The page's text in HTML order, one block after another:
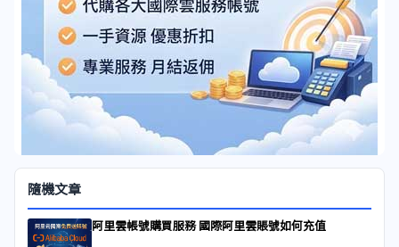
隨機文章
阿里雲帳號購買服務 國際阿里雲賬號如何充值